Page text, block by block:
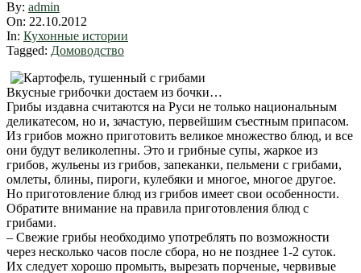
By: admin
On: 22.10.2012
In: Кухонные истории
Tagged: Домоводство
Вкусные грибочки достаем из бочки…
Грибы издавна считаются на Руси не только национальным
деликатесом, но и, зачастую, первейшим съестным припасом.
Из грибов можно приготовить великое множество блюд, и все
они будут великолепны. Это и грибные супы, жаркое из
грибов, жульены из грибов, запеканки, пельмени с грибами,
омлеты, блины, пироги, кулебяки и многое, многое другое.
Но приготовление блюд из грибов имеет свои особенности.
Обратите внимание на правила приготовления блюд с
грибами.
– Свежие грибы необходимо употреблять по возможности
через несколько часов после сбора, но не позднее 1-2 суток.
Их следует хорошо промыть, вырезать порченые, червивые